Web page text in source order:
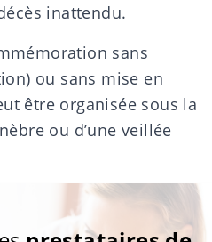
inattendu.
sans
ou sans mise en
être organisée sous la
ou d’une veillée